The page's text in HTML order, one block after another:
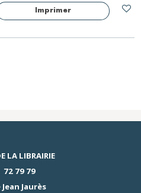
Imprimer
LA LIBRAIRIE
72 79 79
Jaurès